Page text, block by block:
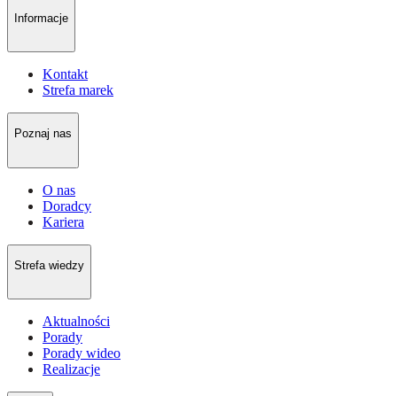
Informacje
Kontakt
Strefa marek
Poznaj nas
O nas
Doradcy
Kariera
Strefa wiedzy
Aktualności
Porady
Porady wideo
Realizacje